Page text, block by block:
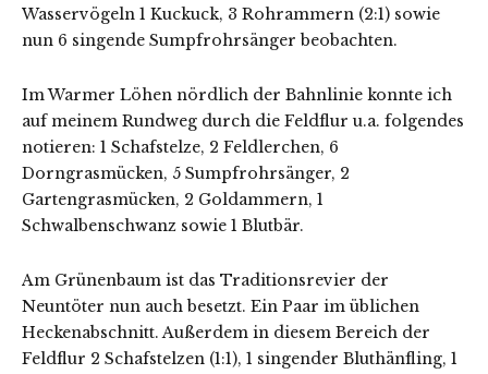
Wasservögeln 1 Kuckuck, 3 Rohrammern (2:1) sowie
nun 6 singende Sumpfrohrsänger beobachten.
Im Warmer Löhen nördlich der Bahnlinie konnte ich
auf meinem Rundweg durch die Feldflur u.a. folgendes
notieren: 1 Schafstelze, 2 Feldlerchen, 6
Dorngrasmücken, 5 Sumpfrohrsänger, 2
Gartengrasmücken, 2 Goldammern, 1
Schwalbenschwanz sowie 1 Blutbär.
Am Grünenbaum ist das Traditionsrevier der
Neuntöter nun auch besetzt. Ein Paar im üblichen
Heckenabschnitt. Außerdem in diesem Bereich der
Feldflur 2 Schafstelzen (1:1), 1 singender Bluthänfling, 1